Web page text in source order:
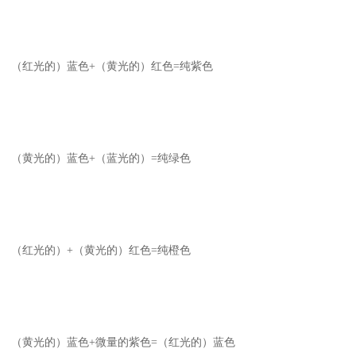
（红光的）蓝色+（黄光的）红色=纯紫色
（黄光的）蓝色+（蓝光的）=纯绿色
（红光的）+（黄光的）红色=纯橙色
（黄光的）蓝色+微量的紫色=（红光的）蓝色